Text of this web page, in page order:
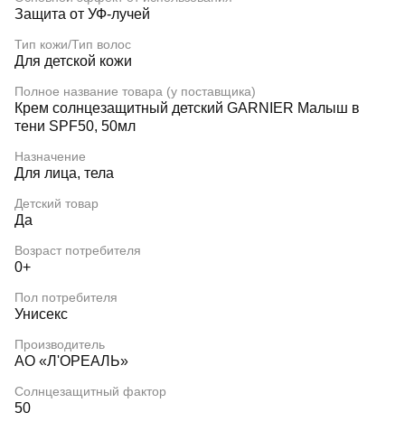
Защита от УФ-лучей
Тип кожи/Тип волос
Для детской кожи
Полное название товара (у поставщика)
Крем солнцезащитный детский GARNIER Малыш в
тени SPF50, 50мл
Назначение
Для лица, тела
Детский товар
Да
Возраст потребителя
0+
Пол потребителя
Унисекс
Производитель
АО «Л'ОРЕАЛЬ»
Солнцезащитный фактор
50